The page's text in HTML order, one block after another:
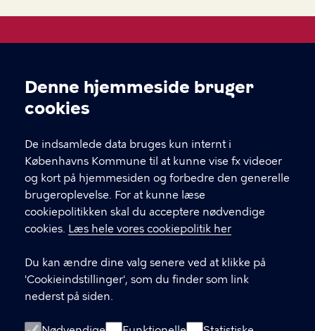
Cookieindstillinger
Denne hjemmeside bruger
cookies
De indsamlede data bruges kun internt i
Københavns Kommune til at kunne vise fx videoer
og kort på hjemmesiden og forbedre den generelle
brugeroplevelse. For at kunne læse
cookiepolitikken skal du acceptere nødvendige
cookies. Læs hele vores cookiepolitik her
Du kan ændre dine valg senere ved at klikke på
'Cookieindstillinger', som du finder som link
nederst på siden.
Hvis du skal i kontakt med leverandøren af et tilbud,
KONTAKT
Børne- og ungdomsforvaltningen
LINKS